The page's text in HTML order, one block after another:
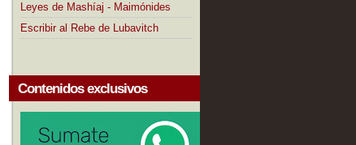
Leyes de Mashíaj - Maimónides
Escribir al Rebe de Lubavitch
Contenidos exclusivos